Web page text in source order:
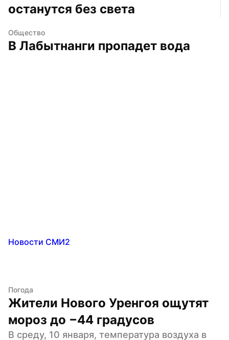
останутся без света
Общество
В Лабытнанги пропадет вода
Новости СМИ2
Погода
Жители Нового Уренгоя ощутят
мороз до −44 градусов
В среду, 10 января, температура воздуха в